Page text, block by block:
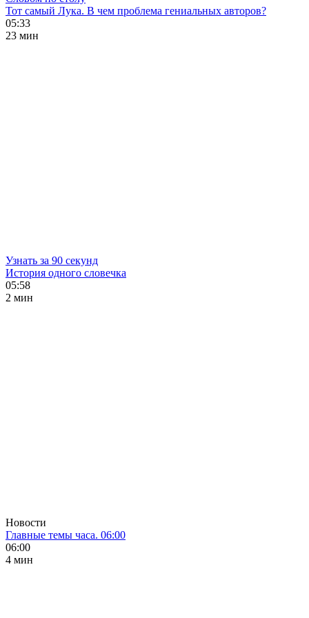
Тот самый Лука. В чем проблема гениальных авторов?
05:33
23 мин
Узнать за 90 секунд
История одного словечка
05:58
2 мин
Новости
Главные темы часа. 06:00
06:00
4 мин